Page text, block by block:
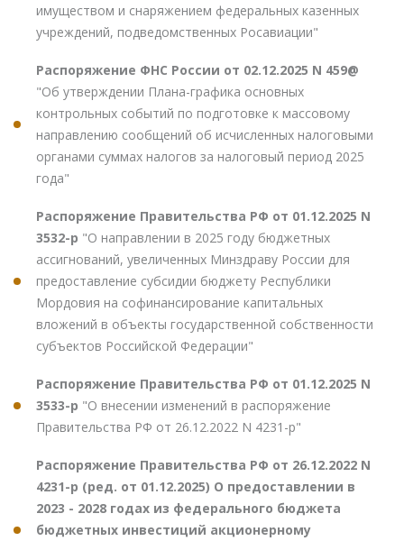
имуществом и снаряжением федеральных казенных
учреждений, подведомственных Росавиации"
Распоряжение ФНС России от 02.12.2025 N 459@
"Об утверждении Плана-графика основных
контрольных событий по подготовке к массовому
направлению сообщений об исчисленных налоговыми
органами суммах налогов за налоговый период 2025
года"
Распоряжение Правительства РФ от 01.12.2025 N
3532-р "О направлении в 2025 году бюджетных
ассигнований, увеличенных Минздраву России для
предоставление субсидии бюджету Республики
Мордовия на софинансирование капитальных
вложений в объекты государственной собственности
субъектов Российской Федерации"
Распоряжение Правительства РФ от 01.12.2025 N
3533-р "О внесении изменений в распоряжение
Правительства РФ от 26.12.2022 N 4231-р"
Распоряжение Правительства РФ от 26.12.2022 N
4231-р (ред. от 01.12.2025) О предоставлении в
2023 - 2028 годах из федерального бюджета
бюджетных инвестиций акционерному